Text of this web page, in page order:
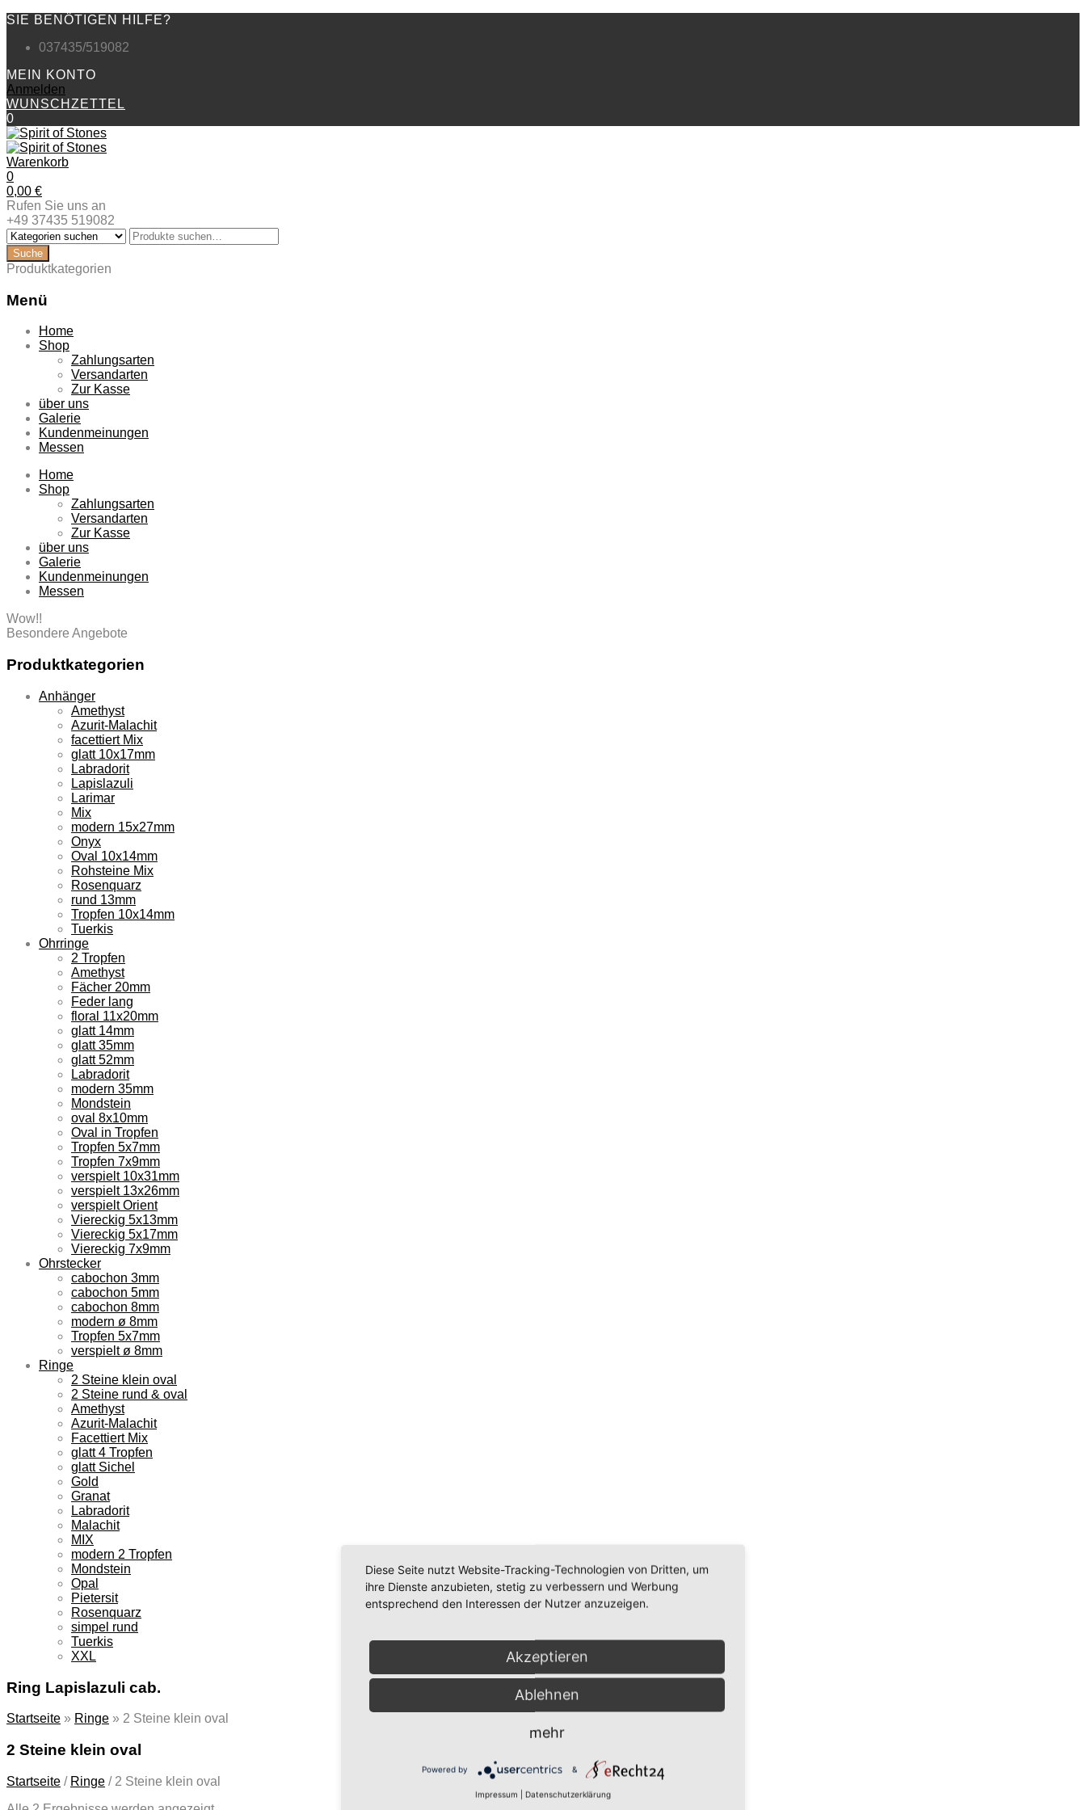
SIE BENÖTIGEN HILFE?
037435/519082
MEIN KONTO
Anmelden
WUNSCHZETTEL
0
Warenkorb
0
0,00 €
Rufen Sie uns an
+49 37435 519082
Produktkategorien
Menü
Zum
Inhalt
Home
Shop
Zahlungsarten
Versandarten
Zur Kasse
über uns
Galerie
Kundenmeinungen
Messen
Home
Shop
Zahlungsarten
Versandarten
Zur Kasse
über uns
Galerie
Kundenmeinungen
Messen
Wow!!
Besondere Angebote
Produktkategorien
Anhänger
Amethyst
Azurit-Malachit
facettiert Mix
glatt 10x17mm
Labradorit
Lapislazuli
Larimar
Mix
modern 15x27mm
Onyx
Oval 10x14mm
Rohsteine Mix
Rosenquarz
rund 13mm
Tropfen 10x14mm
Tuerkis
Ohrringe
2 Tropfen
Amethyst
Fächer 20mm
Feder lang
floral 11x20mm
glatt 14mm
glatt 35mm
glatt 52mm
Labradorit
modern 35mm
Mondstein
oval 8x10mm
Oval in Tropfen
Tropfen 5x7mm
Tropfen 7x9mm
verspielt 10x31mm
verspielt 13x26mm
verspielt Orient
Viereckig 5x13mm
Viereckig 5x17mm
Viereckig 7x9mm
Ohrstecker
cabochon 3mm
cabochon 5mm
cabochon 8mm
modern ø 8mm
Tropfen 5x7mm
verspielt ø 8mm
Ringe
2 Steine klein oval
2 Steine rund & oval
Amethyst
Azurit-Malachit
Facettiert Mix
glatt 4 Tropfen
glatt Sichel
Gold
Granat
Labradorit
Malachit
MIX
modern 2 Tropfen
Mondstein
Opal
Pietersit
Rosenquarz
simpel rund
Tuerkis
XXL
Ring Lapislazuli cab.
Startseite » Ringe » 2 Steine klein oval
2 Steine klein oval
Startseite / Ringe / 2 Steine klein oval
Diese Seite nutzt Website-Tracking-Technologien von Dritten, um
ihre Dienste anzubieten, stetig zu verbessern und Werbung
entsprechend den Interessen der Nutzer anzuzeigen.
Akzeptieren
Ablehnen
mehr
Powered by &
Impressum Datenschutzerklärung